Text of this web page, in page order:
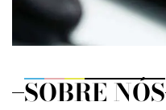
SOBRE NÓS